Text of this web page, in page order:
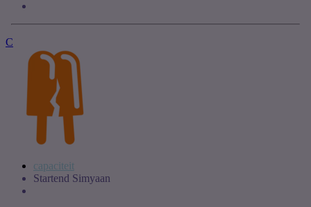
C
capaciteit
Startend Simyaan